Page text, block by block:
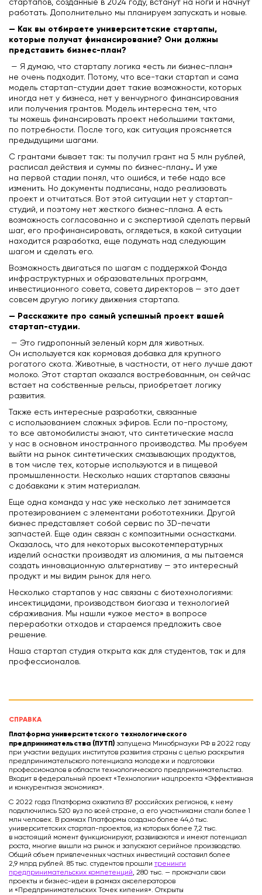
стартапов, созданные в 2024 году, встанут на ноги и начнут
работать. Дополнительно мы планируем запускать и новые.
— Как вы отбираете университетские стартапы,
которые получат финансирование? Они должны
представить бизнес-план?
— Я думаю, что стартапу логика «есть ли бизнес-план»
не очень подходит. Потому, что все-таки стартап и сама
модель стартап-студии дает такие возможности, которых
иногда нет у бизнеса, нет у венчурного финансирования
или получения грантов. Модель интересна тем, что
ты можешь финансировать проект небольшими тактами,
по потребности. После того, как ситуация проясняется
предыдущими шагами.
С грантами бывает так: ты получил грант на 5 млн рублей,
расписал действия и суммы по бизнес-плану… И уже
на первой стадии понял, что ошибся, и тебе надо все
изменить. Но документы подписаны, надо реализовать
проект и отчитаться. Вот этой ситуации нет у стартап-
студий, и поэтому нет жесткого бизнес-плана. А есть
возможность согласованно и с экспертизой сделать первый
шаг, его профинансировать, оглядеться, в какой ситуации
находится разработка, еще подумать над следующим
шагом и сделать его.
Возможность двигаться по шагам с поддержкой Фонда
инфраструктурных и образовательных программ,
инвестиционного совета, совета директоров — это дает
совсем другую логику движения стартапа.
— Расскажите про самый успешный проект вашей
стартап-студии.
— Это гидропонный зеленый корм для животных.
Он используется как кормовая добавка для крупного
рогатого скота. Животные, в частности, от него лучше дают
молоко. Этот стартап оказался востребованным, он сейчас
встает на собственные рельсы, приобретает логику
развития.
Также есть интересные разработки, связанные
с использованием сложных эфиров. Если по-простому,
то все автомобилисты знают, что синтетические масла
у нас в основном иностранного производства. Мы пробуем
выйти на рынок синтетических смазывающих продуктов,
в том числе тех, которые используются и в пищевой
промышленности. Несколько наших стартапов связаны
с добавками к этим материалам.
Еще одна команда у нас уже несколько лет занимается
протезированием с элементами робототехники. Другой
бизнес представляет собой сервис по 3D-печати
запчастей. Еще один связан с композитными оснастками.
Оказалось, что для некоторых высокотемпературных
изделий оснастки производят из алюминия, а мы пытаемся
создать инновационную альтернативу — это интересный
продукт и мы видим рынок для него.
Несколько стартапов у нас связаны с биотехнологиями:
инсектицидами, производством биогаза и технологией
сбраживания. Мы нашли «узкое место» в вопросе
переработки отходов и стараемся предложить свое
решение.
Наша стартап студия открыта как для студентов, так и для
профессионалов.
СПРАВКА
Платформа университетского технологического
предпринимательства (ПУТП) запущена Минобрнауки РФ в 2022 году
при участии ведущих институтов развития страны с целью раскрытия
предпринимательского потенциала молодежи и подготовки
профессионалов в области технологического предпринимательства.
Входит в федеральный проект «Технологии» нацпроекта «Эффективная
и конкурентная экономика».
С 2022 года Платформа охватила 87 российских регионов, к нему
подключились 520 вуз по всей стране, а его участниками стали более 1
млн человек. В рамках Платформы создано более 44,6 тыс.
университетских стартап-проектов, из которых более 7,2 тыс.
в настоящий момент функционируют, развиваются и имеют потенциал
роста, многие вышли на рынок и запускают серийное производство.
Общий объем привлеченных частных инвестиций составил более
2,9 млрд рублей. 85 тыс. студентов прошли тренинги
предпринимательских компетенций, 280 тыс. — прокачали свои
проекты и бизнес-идеи в рамках акселераторов
и «Предпринимательских Точек кипения». Открыты